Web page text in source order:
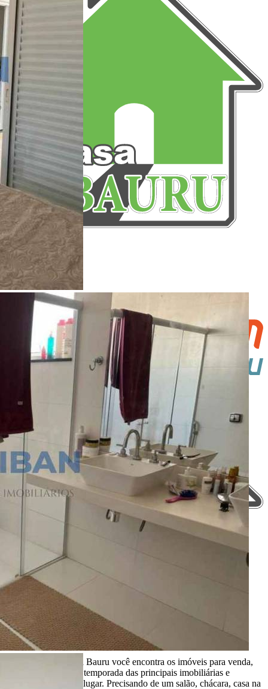
Aqui, no Portal Casa Bauru você encontra os imóveis para venda,
locação e aluguel de temporada das principais imobiliárias e
corretores em um só lugar. Precisando de um salão, chácara, casa na